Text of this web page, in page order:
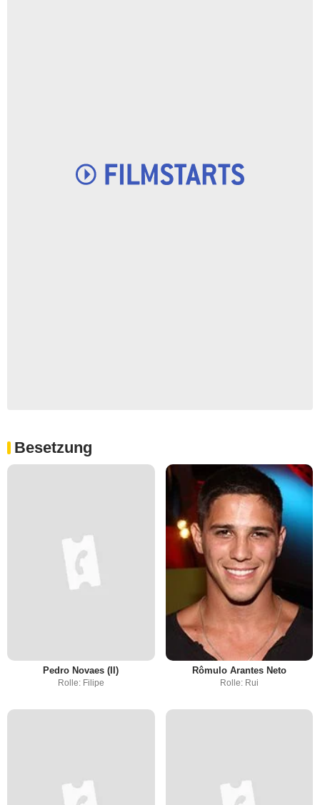
Besetzung
Pedro Novaes (II)
Rolle: Filipe
Rômulo Arantes Neto
Rolle: Rui